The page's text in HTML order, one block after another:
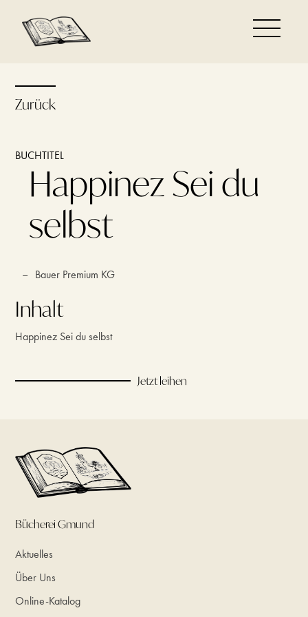
Zurück
BUCHTITEL
Happinez Sei du
selbst
– Bauer Premium KG
Inhalt
Happinez Sei du selbst
Jetzt leihen
Bücherei Gmund
Aktuelles
Über Uns
Online-Katalog